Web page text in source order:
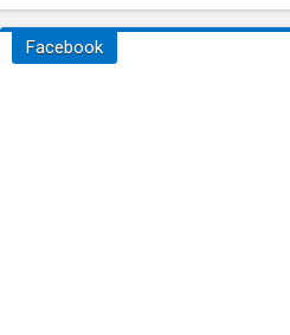
Facebook